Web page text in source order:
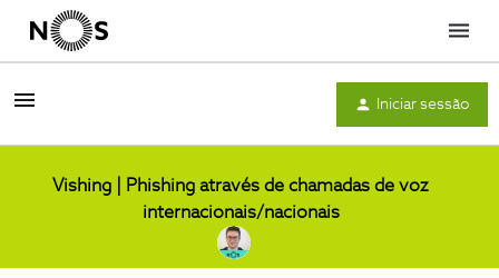
Menu
Iniciar sessão
Vishing | Phishing através de chamadas de voz
internacionais/nacionais